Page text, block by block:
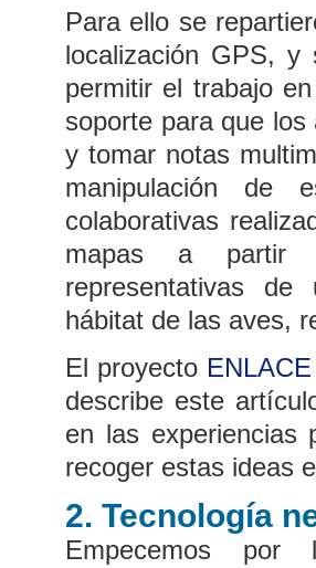
Para ello se
localización GPS,
permitir el trabajo
soporte para que
y tomar notas
manipulación de
colaborativas
mapas a partir
representativas
hábitat de las aves,
El proyecto ENLACE
describe este
en las experiencias
recoger estas ideas
2. Tecnología
Empecemos por